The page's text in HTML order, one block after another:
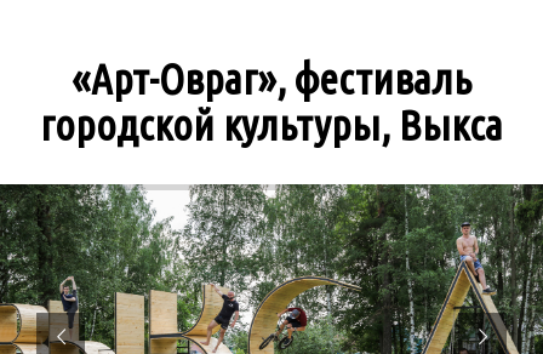
«Арт-Овраг», фестиваль
городской культуры, Выкса